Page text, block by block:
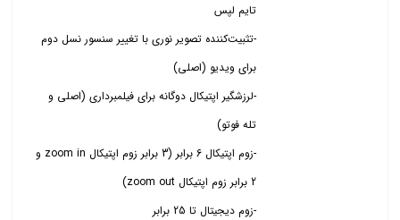
تایم لپس
-تثبیت‌کننده تصویر نوری با تغییر سنسور نسل دوم
برای ویدیو (اصلی)
-لرزشگیر اپتیکال دوگانه برای فیلمبرداری (اصلی و
تله فوتو)
-زوم اپتیکال 6 برابر (3 برابر زوم اپتیکال zoom in و
2 برابر زوم اپتیکال zoom out)
-زوم دیجیتال تا 25 برابر